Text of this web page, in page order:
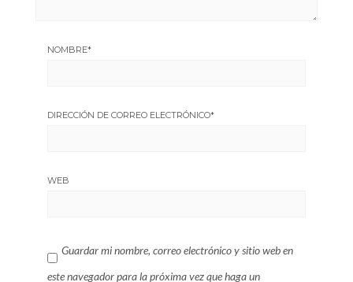
NOMBRE*
DIRECCIÓN DE CORREO ELECTRÓNICO*
WEB
Guardar mi nombre, correo electrónico y sitio web en
este navegador para la próxima vez que haga un